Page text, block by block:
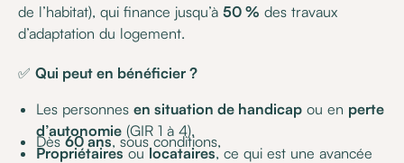
de l’habitat), qui finance jusqu’à50 % des travaux
d’adaptation du logement.
✅Qui peut en bénéficier ?
Les personnes en situation de handicapou en perte
d’autonomie(GIR 1 à 4),
Dès60 ans, sous conditions,
Propriétairesoulocataires, ce qui est une avancée